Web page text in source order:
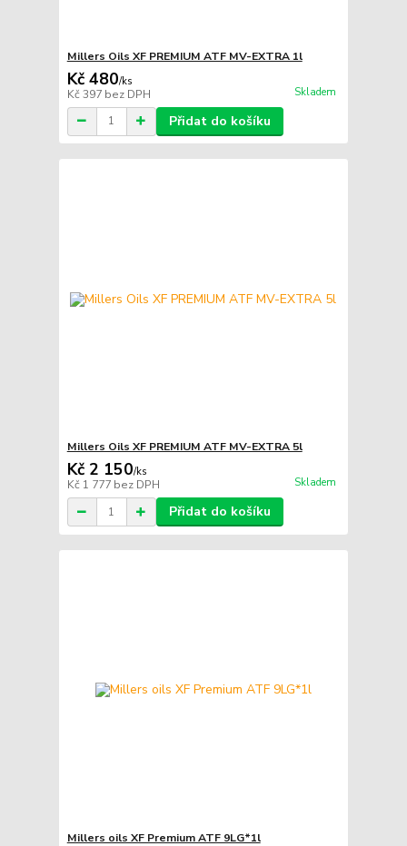
Millers Oils XF PREMIUM ATF MV-EXTRA 1l
Kč 480/ks
Kč 397 bez DPH Skladem
Přidat do košíku
Millers Oils XF PREMIUM ATF MV-EXTRA 5l
Kč 2 150/ks
Kč 1 777 bez DPH Skladem
Přidat do košíku
Millers oils XF Premium ATF 9LG*1l